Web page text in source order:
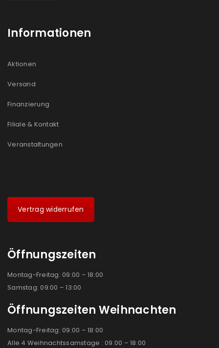
Informationen
Aktionen
Versand
Finanzierung
Filiale & Kontakt
Veranstaltungen
Vertrag widerrufen
Öffnungszeiten
Montag-Freitag: 09:00 – 18:00
Samstag: 09:00 – 13:00
Öffnungszeiten Weihnachten
Montag-Freitag: 09:00 – 18:00
Alle 4 Weihnachtssamstage : 09:00 – 18:00